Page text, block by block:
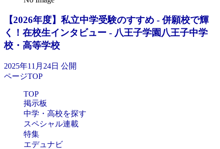
【2026年度】私立中学受験のすすめ - 併願校で輝
く！在校生インタビュー - 八王子学園八王子中学
校・高等学校
2025年11月24日 公開
ページTOP
TOP
掲示板
中学・高校を探す
スペシャル連載
特集
エデュナビ